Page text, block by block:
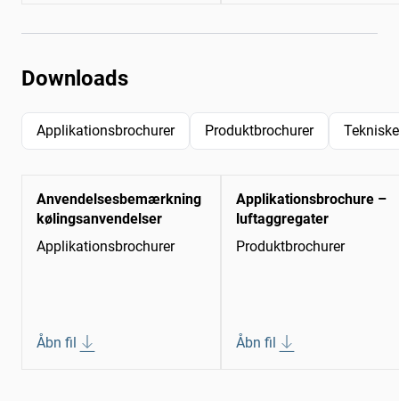
Downloads
Applikationsbrochurer Produktbrochurer
Anvendelsesbemærkning
kølingsanvendelser
Applikationsbrochurer
Åbn fil
Applikationsbrochure –
luftaggregater
Produktbrochurer
Åbn fil